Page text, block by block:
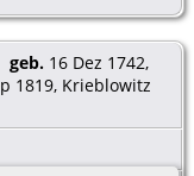
geb. 16 Dez 1742,
1819, Krieblowitz